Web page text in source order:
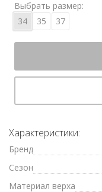
Выбрать размер:
34
35 37
Характеристики:
Бренд
Сезон
Материал верха